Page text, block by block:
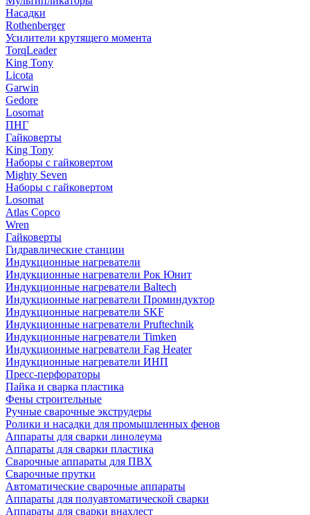
Насадки
Rothenberger
Усилители крутящего момента
TorqLeader
King Tony
Licota
Garwin
Gedore
Losomat
ПНГ
Гайковерты
King Tony
Наборы с гайковертом
Mighty Seven
Наборы с гайковертом
Losomat
Atlas Copco
Wren
Гайковерты
Гидравлические станции
Индукционные нагреватели
Индукционные нагреватели Рок Юнит
Индукционные нагреватели Baltech
Индукционные нагреватели Проминдуктор
Индукционные нагреватели SKF
Индукционные нагреватели Pruftechnik
Индукционные нагреватели Timken
Индукционные нагреватели Fag Heater
Индукционные нагреватели ИНП
Пресс-перфораторы
Пайка и сварка пластика
Фены строительные
Ручные сварочные экструдеры
Ролики и насадки для промышленных фенов
Аппараты для сварки линолеума
Аппараты для сварки пластика
Сварочные аппараты для ПВХ
Сварочные прутки
Автоматические сварочные аппараты
Аппараты для полуавтоматической сварки
Аппараты для сварки внахлест